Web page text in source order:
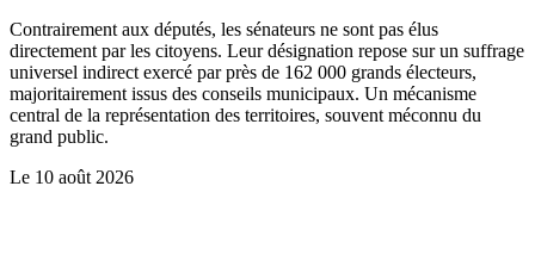
Contrairement aux députés, les sénateurs ne sont pas élus
directement par les citoyens. Leur désignation repose sur un suffrage
universel indirect exercé par près de 162 000 grands électeurs,
majoritairement issus des conseils municipaux. Un mécanisme
central de la représentation des territoires, souvent méconnu du
grand public.
Le 10 août 2026